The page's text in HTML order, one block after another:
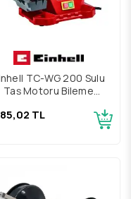
TC-WG 200 Sulu
Taş Motoru Bileme
TL